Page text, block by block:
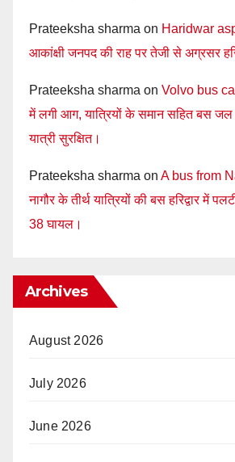
Prateeksha sharma on Haridwar
आकांक्षी जनपद की राह पर तेजी से अग्रसर
Prateeksha sharma on Volvo bus
में लगी आग, यात्रियों के समान सहित बस
यात्री सुरक्षित।
Prateeksha sharma on A bus from
नागौर के तीर्थ यात्रियों की बस हरिद्वार में
38 घायल।
Archives
August 2026
July 2026
June 2026